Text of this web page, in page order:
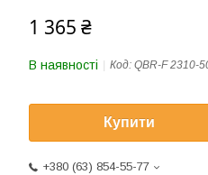
1 365 ₴
В наявності Код: QBR-F 2310-
Купити
+380 (63) 854-55-77